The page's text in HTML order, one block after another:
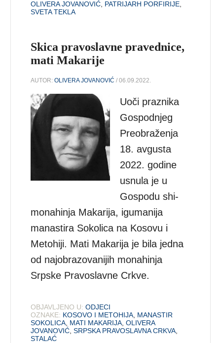
OLIVERA JOVANOVIĆ PATRIJARH PORFIRIJE
SVETA TEKLA
Skica pravoslavne pravednice,
mati Makarije
AUTOR:OLIVERA JOVANOVIĆ / 06.09.2022.
Uoči praznika
Gospodnjeg
Preobraženja
18. avgusta
2022. godine
usnula je u
Gospodu shi-
monahinja Makarija, igumanija
manastira Sokolica na Kosovu i
Metohiji. Mati Makarija je bila jedna
od najobrazovanijih monahinja
Srpske Pravoslavne Crkve.
OBJAVLJENO U: ODJECI
OZNAKE: KOSOVO I METOHIJA MANASTIR
SOKOLICA MATI MAKARIJA ,OLIVERA
JOVANOVIĆ ,SRPSKA PRAVOSLAVNA CRKVA
STALAĆ